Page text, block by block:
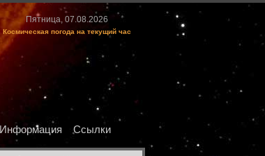
Пятница, 07.08.2026
Космическая погода на текущий час
Информация Ссылки